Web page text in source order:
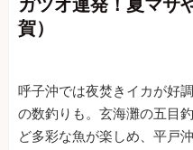
ガツオ連発！夏マサ
賀）
呼子沖では夜焚きイカが好
の数釣りも。玄海灘の五目
ど多彩な魚が楽しめ、平戸